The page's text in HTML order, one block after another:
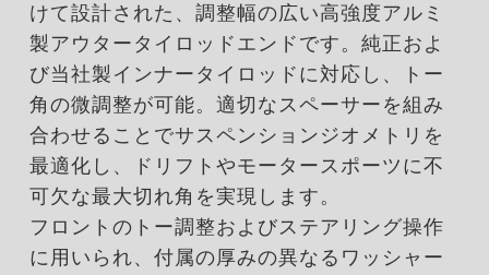
けて設計された、調整幅の広い高強度アルミ
製アウタータイロッドエンドです。純正およ
び当社製インナータイロッドに対応し、トー
角の微調整が可能。適切なスペーサーを組み
合わせることでサスペンションジオメトリを
最適化し、ドリフトやモータースポーツに不
可欠な最大切れ角を実現します。
フロントのトー調整およびステアリング操作
に用いられ、付属の厚みの異なるワッシャー